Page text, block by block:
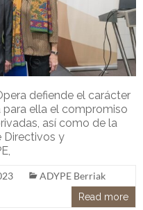
defiende el carácter
ella el compromiso
así como de la
Directivos y
ADYPE Berriak
Read more